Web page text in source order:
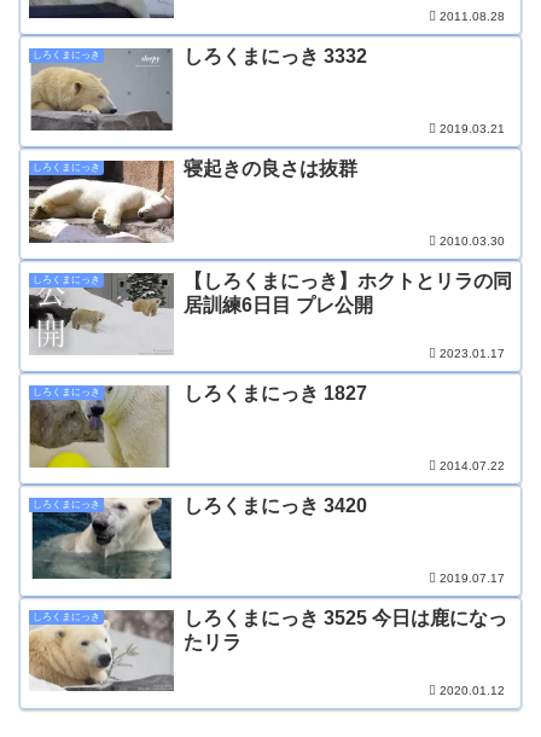
2011.08.28
しろくまにっき しろくまにっき 3332
2019.03.21
しろくまにっき 寝起きの良さは抜群
2010.03.30
しろくまにっき
【しろくまにっき】ホクトとリラの同
居訓練6日目 プレ公開
2023.01.17
しろくまにっき しろくまにっき 1827
2014.07.22
しろくまにっき しろくまにっき 3420
2019.07.17
しろくまにっき
しろくまにっき 3525 今日は鹿になっ
たリラ
2020.01.12